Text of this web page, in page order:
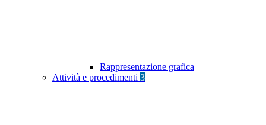
Rappresentazione grafica
Attività e procedimenti 3